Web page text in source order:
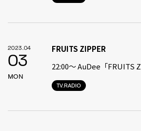
2023.04
03
MON
TV.RADIO
FRUITS ZIPPER
22:00〜 AuDee「FRUITS